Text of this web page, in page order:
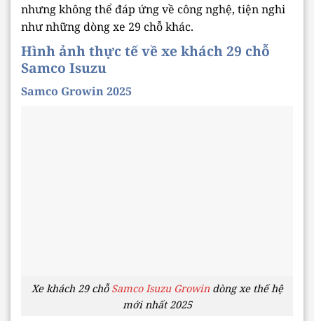
nhưng không thể đáp ứng về công nghệ, tiện nghi
như những dòng xe 29 chỗ khác.
Hình ảnh thực tế về xe khách 29 chỗ
Samco Isuzu
Samco Growin 2025
Xe khách 29 chỗSamco Isuzu Growindòng xe thế hệ
mới nhất 2025